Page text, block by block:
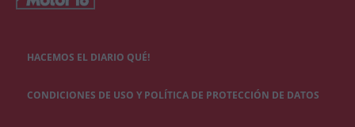
HACEMOS EL DIARIO QUÉ!
CONDICIONES DE USO Y POLÍTICA DE PROTECCIÓN DE DATOS